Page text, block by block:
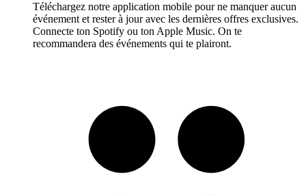
Téléchargez notre application mobile pour ne manquer aucun
événement et rester à jour avec les dernières offres exclusives.
Connecte ton Spotify ou ton Apple Music. On te
recommandera des événements qui te plairont.